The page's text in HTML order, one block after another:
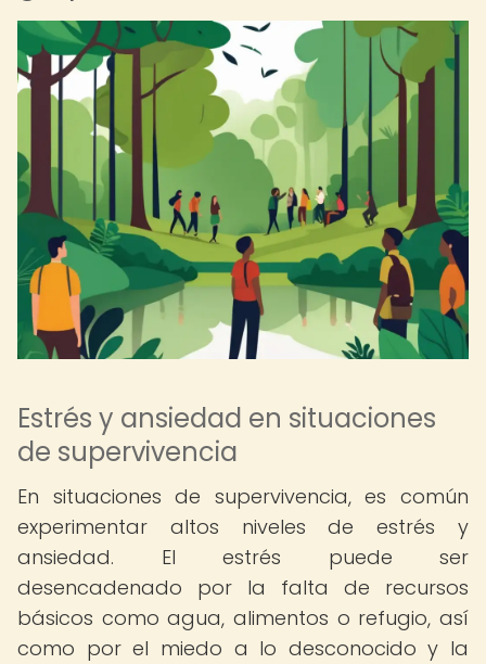
Estrés y ansiedad en situaciones
de supervivencia
En situaciones de supervivencia, es común
experimentar altos niveles de estrés y
ansiedad. El estrés puede ser
desencadenado por la falta de recursos
básicos como agua, alimentos o refugio, así
como por el miedo a lo desconocido y la